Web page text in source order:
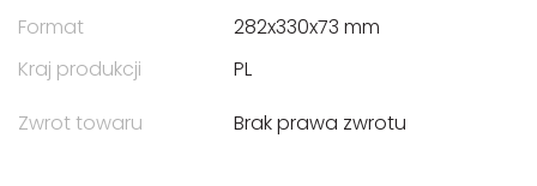
Format
282x330x73 mm
Kraj produkcji
PL
Zwrot towaru
Brak prawa zwrotu